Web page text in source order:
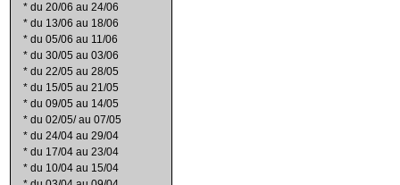
* du 20/06 au 24/06
* du 13/06 au 18/06
* du 05/06 au 11/06
* du 30/05 au 03/06
* du 22/05 au 28/05
* du 15/05 au 21/05
* du 09/05 au 14/05
* du 02/05/ au 07/05
* du 24/04 au 29/04
* du 17/04 au 23/04
* du 10/04 au 15/04